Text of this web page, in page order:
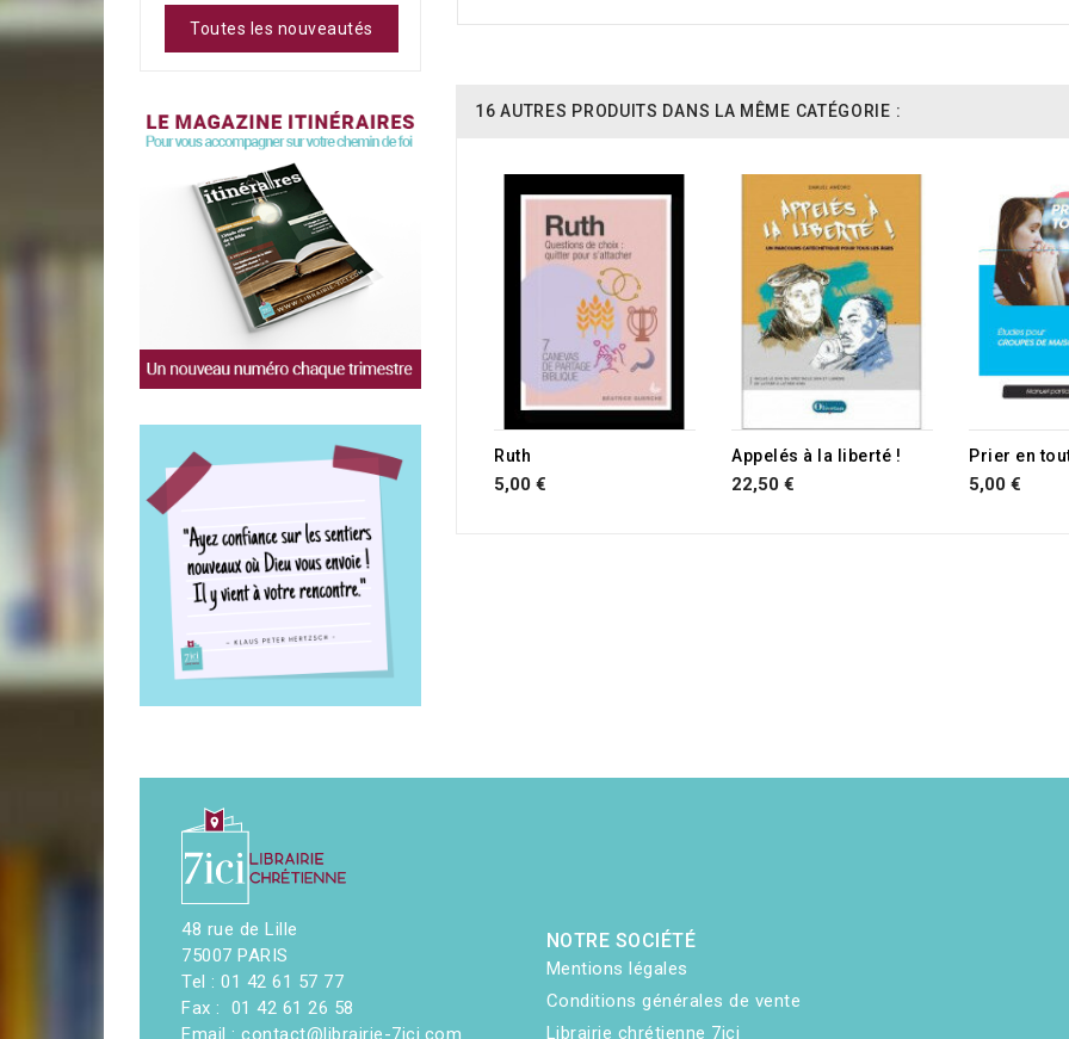
16 AUTRES PRODUITS DANS LA MÊME CATÉGORIE :
Ruth
5,00 €
Appelés à la liberté !
22,50 €
Prier en
5,00 €
Toutes les nouveautés
48 rue de Lille
75007 PARIS
Tel : 01 42 61 57 77
Fax : 01 42 61 26 58
Email : contact@librairie-7ici.com
NOTRE SOCIÉTÉ
Mentions légales
Conditions générales de vente
Librairie chrétienne 7ici